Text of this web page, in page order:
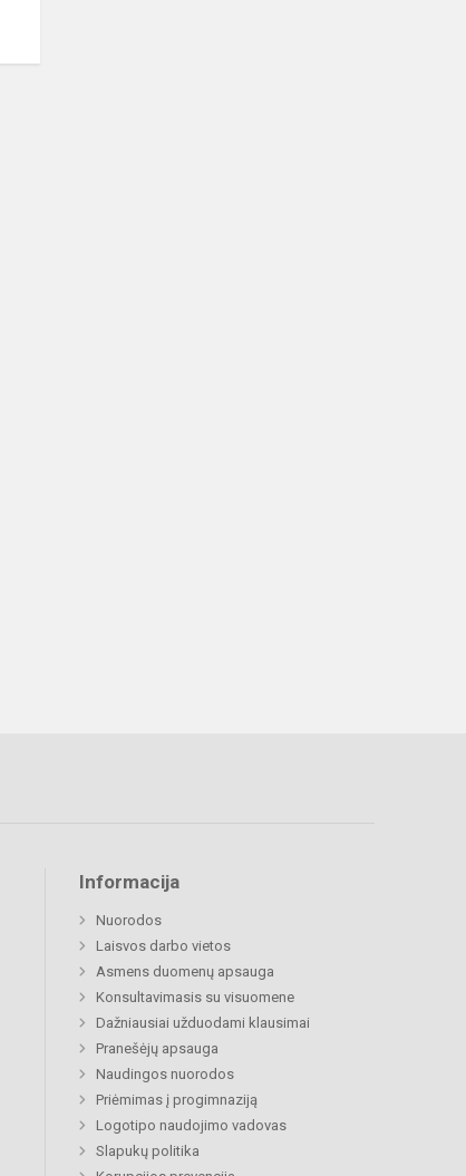
Informacija
Nuorodos
Laisvos darbo vietos
Asmens duomenų apsauga
Konsultavimasis su visuomene
Dažniausiai užduodami klausimai
Pranešėjų apsauga
Naudingos nuorodos
Priėmimas į progimnaziją
Logotipo naudojimo vadovas
Slapukų politika